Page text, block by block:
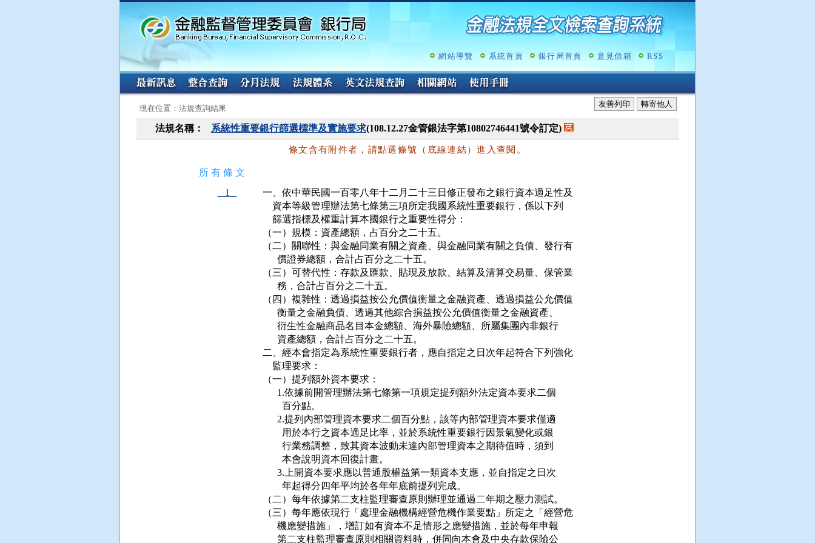
跳
容
網站導覽 系統首頁 銀行局首頁 意見信箱 RSS
:::
現在位置：法規查詢結果 友善列印 轉寄他人
法規名稱： 系統性重要銀行篩選標準及實施要求(108.12.27金管銀法字第10802746441號令訂定)
條文含有附件者，請點選條號（底線連結）進入查閱。
所 有 條 文
1
一、依中華民國一百零八年十二月二十三日修正發布之銀行資本適足性及
    資本等級管理辦法第七條第三項所定我國系統性重要銀行，係以下列
    篩選指標及權重計算本國銀行之重要性得分：
（一）規模：資產總額，占百分之二十五。
（二）關聯性：與金融同業有關之資產、與金融同業有關之負債、發行有
      價證券總額，合計占百分之二十五。
（三）可替代性：存款及匯款、貼現及放款、結算及清算交易量、保管業
      務，合計占百分之二十五。
（四）複雜性：透過損益按公允價值衡量之金融資產、透過損益公允價值
      衡量之金融負債、透過其他綜合損益按公允價值衡量之金融資產、
      衍生性金融商品名目本金總額、海外暴險總額、所屬集團內非銀行
      資產總額，合計占百分之二十五。
二、經本會指定為系統性重要銀行者，應自指定之日次年起符合下列強化
    監理要求：
（一）提列額外資本要求：
      1.依據前開管理辦法第七條第一項規定提列額外法定資本要求二個
        百分點。
      2.提列內部管理資本要求二個百分點，該等內部管理資本要求僅適
        用於本行之資本適足比率，並於系統性重要銀行因景氣變化或銀
        行業務調整，致其資本波動未達內部管理資本之期待值時，須到
        本會說明資本回復計畫。
      3.上開資本要求應以普通股權益第一類資本支應，並自指定之日次
        年起得分四年平均於各年年底前提列完成。
（二）每年依據第二支柱監理審查原則辦理並通過二年期之壓力測試。
（三）每年應依現行「處理金融機構經營危機作業要點」所定之「經營危
      機應變措施」，增訂如有資本不足情形之應變措施，並於每年申報
      第二支柱監理審查原則相關資料時，併同向本會及中央存款保險公